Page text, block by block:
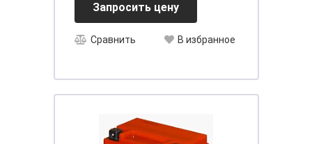
Запросить цену
Сравнить В избранное